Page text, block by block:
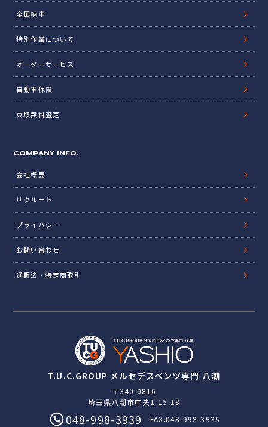
全国納車
特別作業について
オーダーサービス
自動車保険
買取無料査定
COMPANY INFO.
会社概要
リクルート
プライバシー
お問い合わせ
通販法・特定商取引
T.U.C.GROUP メルセデスベンツ専門 八潮
〒340-0816
埼玉県八潮市中央1-15-18
048-998-3939 FAX.048-998-3535